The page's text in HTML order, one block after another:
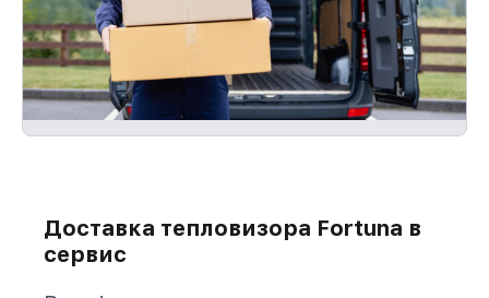
Доставка тепловизора Fortuna в
сервис